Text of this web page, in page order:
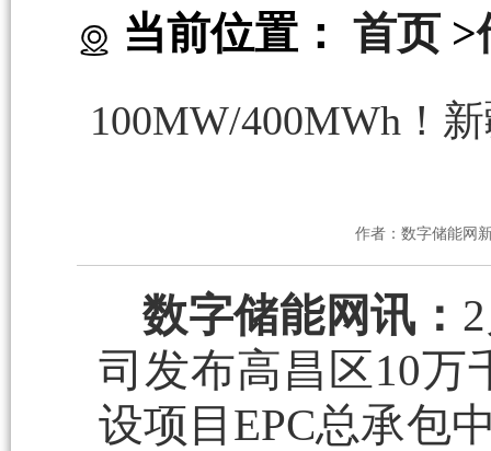
当前位置： 首页 >
100MW/400MWh！
作者：数字储能网
数字储能网讯：
司发布高昌区10万
设项目EPC总承包